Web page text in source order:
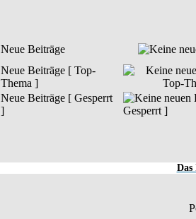
Neue Beiträge
Neue Beiträge [ Top-
Thema ]
Neue Beiträge [ Gesperrt
]